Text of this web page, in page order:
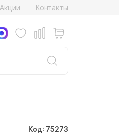
Акции Контакты
Код: 75273